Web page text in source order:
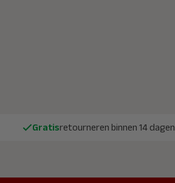
Gratisretourneren binnen 14 dagen